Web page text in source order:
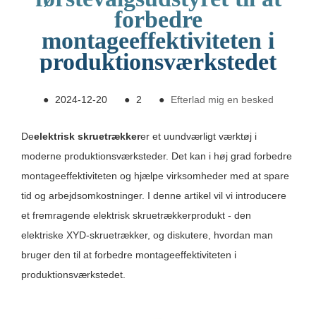
forbedre
montageeffektiviteten i
produktionsværkstedet
● 2024-12-20 ● 2 ● Efterlad mig en besked
Deelektrisk skruetrækkerer et uundværligt værktøj i
moderne produktionsværksteder. Det kan i høj grad forbedre
montageeffektiviteten og hjælpe virksomheder med at spare
tid og arbejdsomkostninger. I denne artikel vil vi introducere
et fremragende elektrisk skruetrækkerprodukt - den
elektriske XYD-skruetrækker, og diskutere, hvordan man
bruger den til at forbedre montageeffektiviteten i
produktionsværkstedet.